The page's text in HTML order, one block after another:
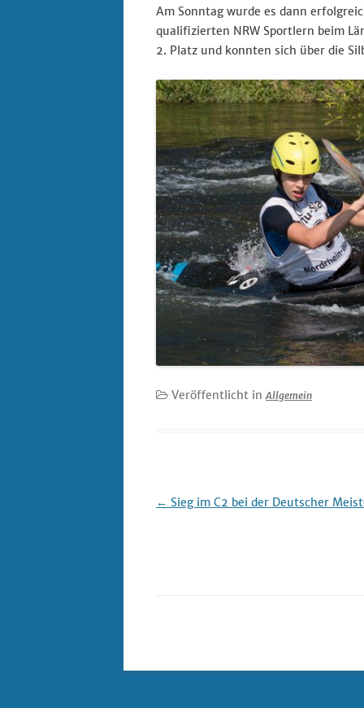
Am Sonntag wurde es dann
qualifizierten NRW Sportlern beim
2. Platz und konnten sich über die
Veröffentlicht inAllgemein
Beitrags-
← Sieg im C2 bei der Deutscher